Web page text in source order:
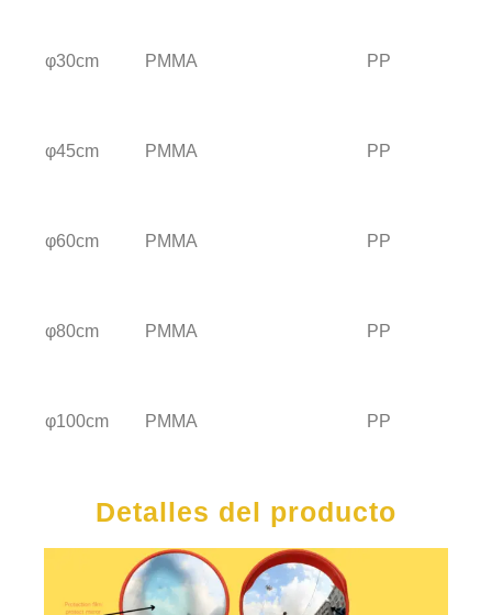
φ30cm PMMA PP
φ45cm PMMA PP
φ60cm PMMA PP
φ80cm PMMA PP
φ100cm PMMA PP
Detalles del producto